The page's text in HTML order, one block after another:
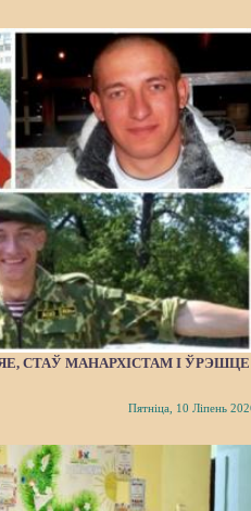
СТАЎ МАНАРХІСТАМ І ЎРЭШЦЕ
Пятніца, 10 Ліпень